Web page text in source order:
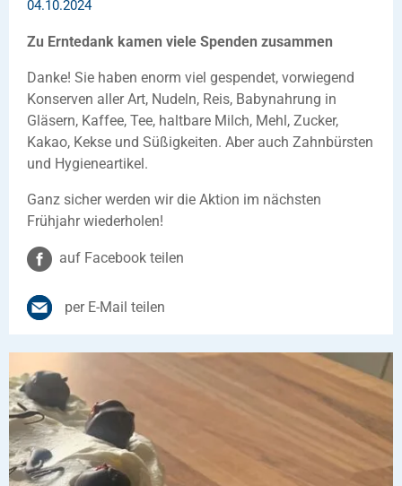
04.10.2024
Zu Erntedank kamen viele Spenden zusammen
Danke! Sie haben enorm viel gespendet, vorwiegend
Konserven aller Art, Nudeln, Reis, Babynahrung in
Gläsern, Kaffee, Tee, haltbare Milch, Mehl, Zucker,
Kakao, Kekse und Süßigkeiten. Aber auch Zahnbürsten
und Hygieneartikel.
Ganz sicher werden wir die Aktion im nächsten
Frühjahr wiederholen!
auf Facebook teilen
per E-Mail teilen